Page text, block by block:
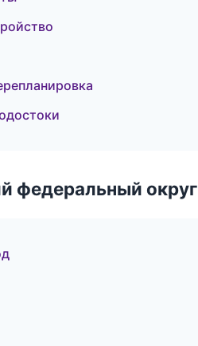
федеральный округ